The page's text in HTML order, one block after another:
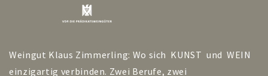
Weingut Klaus Zimmerling: Wo sich KUNST und WEIN
einzigartig verbinden. Zwei Berufe, zwei